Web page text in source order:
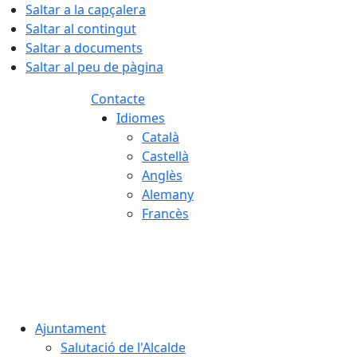
Saltar a la capçalera
Saltar al contingut
Saltar a documents
Saltar al peu de pàgina
Contacte
Idiomes
Català
Castellà
Anglès
Alemany
Francès
Ajuntament
Salutació de l'Alcalde